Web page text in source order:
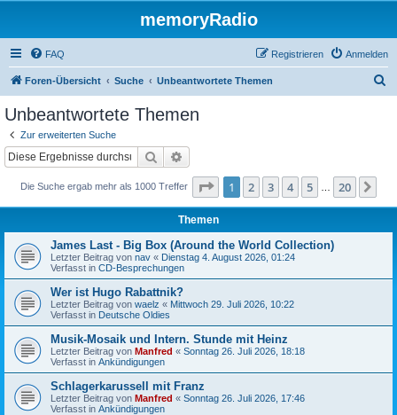
memoryRadio
FAQ Anmelden
Registrieren
Foren-Übersicht Suche Unbeantwortete Themen
Unbeantwortete Themen
Zur erweiterten Suche
Suche
Die Suche ergab mehr als 1000 Treffer Seite 1von 20
1 2 3 4 5 20
Themen
James Last - Big Box (Around the World Collection)
Letzter Beitrag von nav « Dienstag 4. August 2026, 01:24
Verfasst in CD-Besprechungen
Wer ist Hugo Rabattnik?
Letzter Beitrag von waelz « Mittwoch 29. Juli 2026, 10:22
Verfasst in Deutsche Oldies
Musik-Mosaik und Intern. Stunde mit Heinz
Letzter Beitrag von Manfred « Sonntag 26. Juli 2026, 18:18
Verfasst in Ankündigungen
Schlagerkarussell mit Franz
Letzter Beitrag von Manfred « Sonntag 26. Juli 2026, 17:46
Verfasst in Ankündigungen